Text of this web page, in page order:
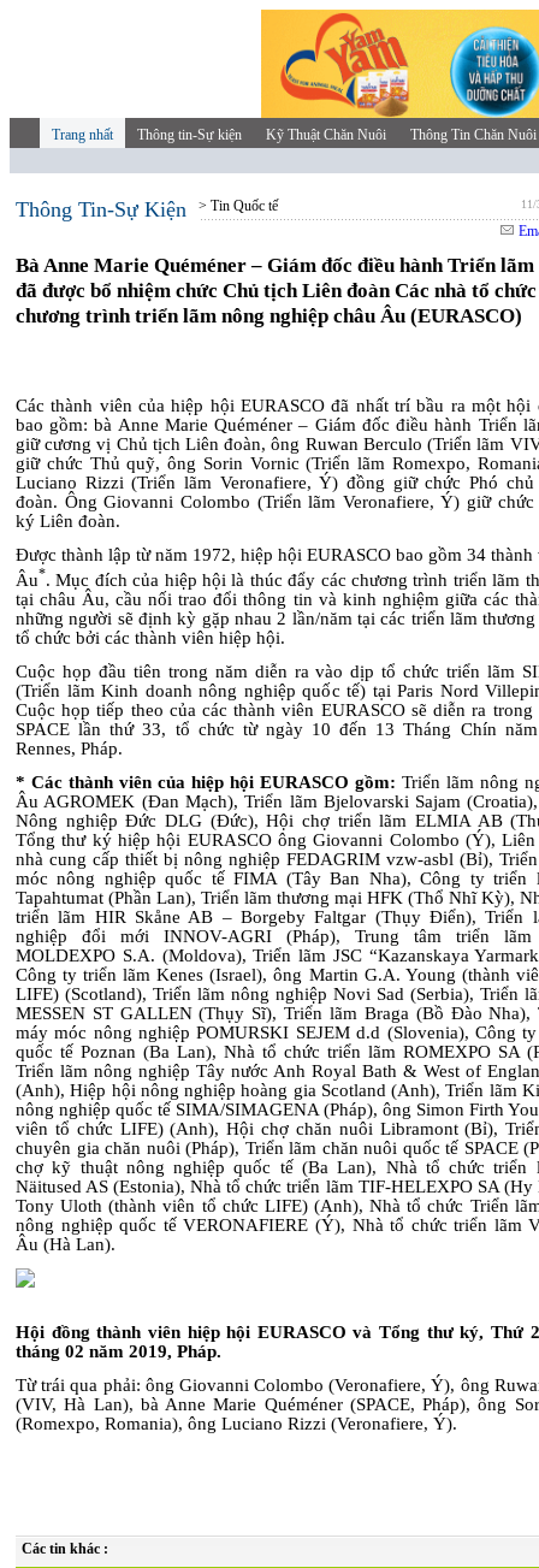
Trang nhất Thông tin-Sự kiện Kỹ Thuật Chăn Nuôi Thông Tin Chăn Nuôi
Thông Tin-Sự Kiện > Tin Quốc tế
Bà Anne Marie Quéméner – Giám đốc điều hành Triển lãm
đã được bổ nhiệm chức Chủ tịch Liên đoàn Các nhà tổ chức
chương trình triển lãm nông nghiệp châu Âu (EURASCO)
Các thành viên của hiệp hội EURASCO đã nhất trí bầu ra một hội
bao gồm: bà Anne Marie Quéméner – Giám đốc điều hành Triển
giữ cương vị Chủ tịch Liên đoàn, ông Ruwan Berculo (Triển lãm
giữ chức Thủ quỹ, ông Sorin Vornic (Triển lãm Romexpo,
Luciano Rizzi (Triển lãm Veronafiere, Ý) đồng giữ chức Phó
đoàn. Ông Giovanni Colombo (Triển lãm Veronafiere, Ý) giữ
ký Liên đoàn.
Được thành lập từ năm 1972, hiệp hội EURASCO bao gồm 34 thành
Âu*. Mục đích của hiệp hội là thúc đẩy các chương trình triển lãm
tại châu Âu, cầu nối trao đổi thông tin và kinh nghiệm giữa các
những người sẽ định kỳ gặp nhau 2 lần/năm tại các triển lãm
tổ chức bởi các thành viên hiệp hội.
Cuộc họp đầu tiên trong năm diễn ra vào dịp tổ chức triển lãm
(Triển lãm Kinh doanh nông nghiệp quốc tế) tại Paris Nord
Cuộc họp tiếp theo của các thành viên EURASCO sẽ diễn ra trong
SPACE lần thứ 33, tổ chức từ ngày 10 đến 13 Tháng Chín
Rennes, Pháp.
* Các thành viên của hiệp hội EURASCO gồm: Triển lãm nông
Âu AGROMEK (Đan Mạch), Triển lãm Bjelovarski Sajam
Nông nghiệp Đức DLG (Đức), Hội chợ triển lãm ELMIA AB
Tổng thư ký hiệp hội EURASCO ông Giovanni Colombo (Ý), Liên
nhà cung cấp thiết bị nông nghiệp FEDAGRIM vzw-asbl (Bỉ),
móc nông nghiệp quốc tế FIMA (Tây Ban Nha), Công ty triển
Tapahtumat (Phần Lan), Triển lãm thương mại HFK (Thổ Nhĩ Kỳ),
triển lãm HIR Skåne AB – Borgeby Faltgar (Thụy Điển), Triển
nghiệp đổi mới INNOV-AGRI (Pháp), Trung tâm triển
MOLDEXPO S.A. (Moldova), Triển lãm JSC “Kazanskaya
Công ty triển lãm Kenes (Israel), ông Martin G.A. Young (thành
LIFE) (Scotland), Triển lãm nông nghiệp Novi Sad (Serbia), Triển
MESSEN ST GALLEN (Thụy Sĩ), Triển lãm Braga (Bồ Đào Nha),
máy móc nông nghiệp POMURSKI SEJEM d.d (Slovenia), Công
quốc tế Poznan (Ba Lan), Nhà tổ chức triển lãm ROMEXPO SA
Triển lãm nông nghiệp Tây nước Anh Royal Bath & West of
(Anh), Hiệp hội nông nghiệp hoàng gia Scotland (Anh), Triển lãm
nông nghiệp quốc tế SIMA/SIMAGENA (Pháp), ông Simon Firth
viên tổ chức LIFE) (Anh), Hội chợ chăn nuôi Libramont(Bỉ),
chuyên gia chăn nuôi (Pháp), Triển lãm chăn nuôi quốc tế SPACE
chợ kỹ thuật nông nghiệp quốc tế (Ba Lan), Nhà tổ chức triển
Näitused AS (Estonia), Nhà tổ chức triển lãm TIF-HELEXPO SA (Hy
Tony Uloth (thành viên tổ chức LIFE) (Anh), Nhà tổ chức Triển
nông nghiệp quốc tế VERONAFIERE (Ý), Nhà tổ chức triển lãm
Âu (Hà Lan).
Hội đồng thành viên hiệp hội EURASCO và Tổng thư ký, Thứ
tháng 02 năm 2019, Pháp.
Từ trái qua phải: ông Giovanni Colombo (Veronafiere, Ý), ông
(VIV, Hà Lan), bà Anne Marie Quéméner (SPACE, Pháp), ông
(Romexpo, Romania), ông Luciano Rizzi (Veronafiere, Ý).
Các tin khác :